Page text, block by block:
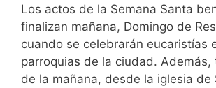
Los actos de la Semana Santa
finalizan mañana, Domingo de
cuando se celebrarán eucaristías
parroquias de la ciudad. Además,
de la mañana, desde la iglesia de